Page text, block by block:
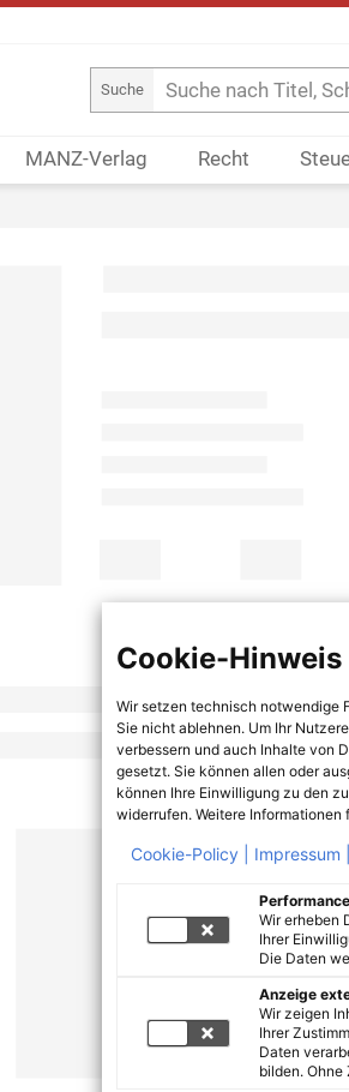
Suche
MANZ-Verlag Recht
Cookie-Hinweis
Wir setzen technisch notwendige
Sie nicht ablehnen. Um Ihr
verbessern und auch Inhalte von
gesetzt. Sie können allen oder
können Ihre Einwilligung zu den
widerrufen. Weitere Informationen
Cookie-Policy | Impressum |
Wir erheben
Ihrer
Die Daten
Anzeige
Wir zeigen
Ihrer
Daten
bilden.